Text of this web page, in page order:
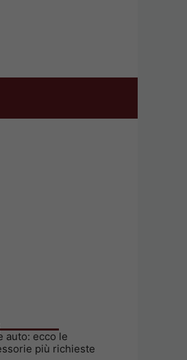
auto: ecco le
più richieste